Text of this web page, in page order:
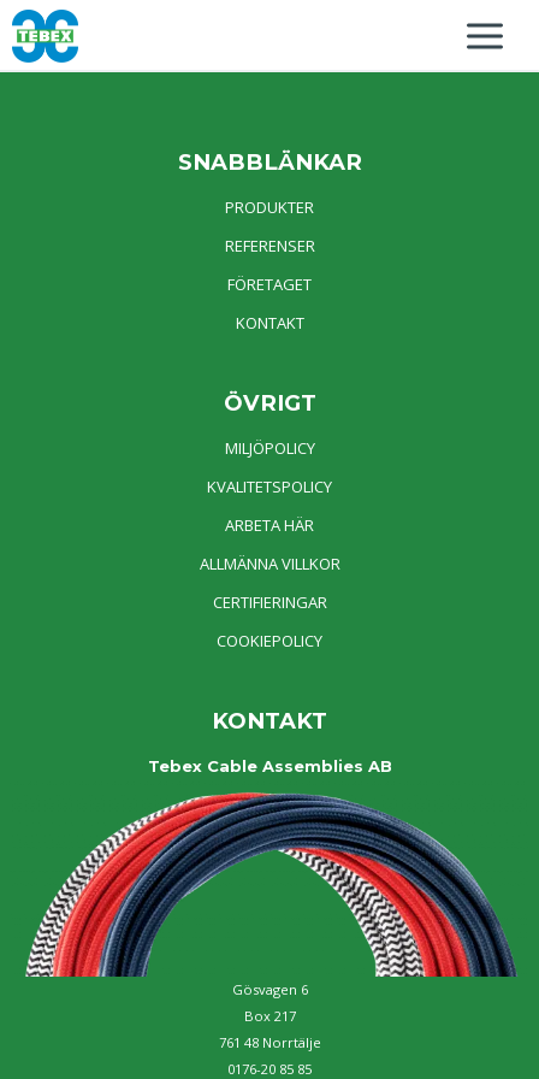
SNABBLÄNKAR
PRODUKTER
REFERENSER
FÖRETAGET
KONTAKT
ÖVRIGT
MILJÖPOLICY
KVALITETSPOLICY
ARBETA HÄR
ALLMÄNNA VILLKOR
CERTIFIERINGAR
COOKIEPOLICY
KONTAKT
Tebex Cable Assemblies AB
Gösvagen 6
Box 217
761 48 Norrtälje
0176-20 85 85